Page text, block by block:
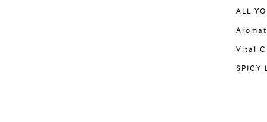
ALL
Vital
SPICY